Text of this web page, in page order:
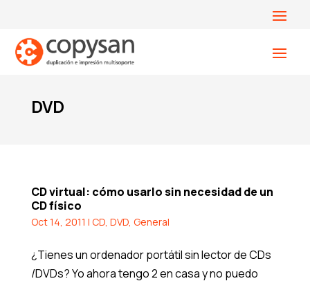
DVD
CD virtual: cómo usarlo sin necesidad de un
CD físico
Oct 14, 2011 | CD, DVD, General
¿Tienes un ordenador portátil sin lector de CDs
/DVDs? Yo ahora tengo 2 en casa y no puedo